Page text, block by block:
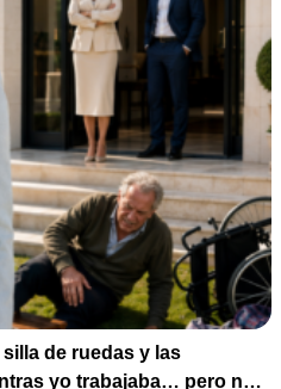
de ruedas y las
yo trabajaba… pero no